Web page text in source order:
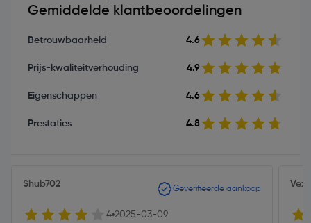
Gemiddelde klantbeoordelingen
Betrouwbaarheid 4.6
Prijs-kwaliteitverhouding 4.9
Eigenschappen 4.6
Prestaties 4.8
Shub702 Geverifieerde aankoop
4 2025-03-09